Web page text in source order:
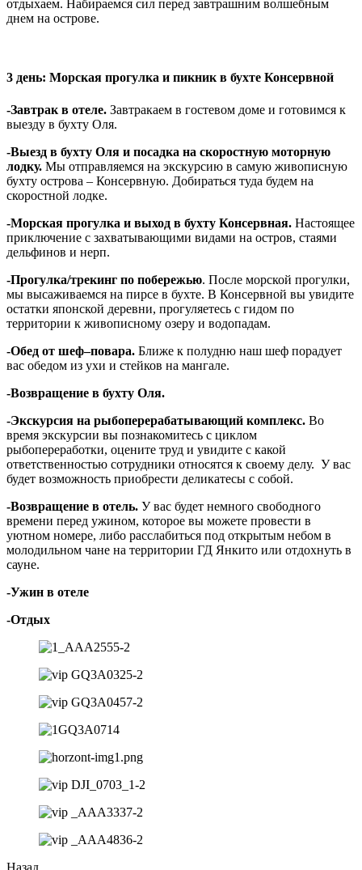
отдыхаем. Набираемся сил перед завтрашним волшебным
днем на острове.
3 день: Морская прогулка и пикник в бухте Консервной
-Завтрак в отеле. Завтракаем в гостевом доме и готовимся к
выезду в бухту Оля.
-Выезд в бухту Оля и посадка на скоростную моторную
лодку. Мы отправляемся на экскурсию в самую живописную
бухту острова – Консервную. Добираться туда будем на
скоростной лодке.
-Морская прогулка и выход в бухту Консервная. Настоящее
приключение с захватывающими видами на остров, стаями
дельфинов и нерп.
-Прогулка/трекинг по побережью. После морской прогулки,
мы высаживаемся на пирсе в бухте. В Консервной вы увидите
остатки японской деревни, прогуляетесь с гидом по
территории к живописному озеру и водопадам.
-Обед от шеф–повара. Ближе к полудню наш шеф порадует
вас обедом из ухи и стейков на мангале.
-Возвращение в бухту Оля.
-Экскурсия на рыбоперерабатывающий комплекс. Во
время экскурсии вы познакомитесь с циклом
рыбопереработки, оцените труд и увидите с какой
ответственностью сотрудники относятся к своему делу. У вас
будет возможность приобрести деликатесы с собой.
-Возвращение в отель. У вас будет немного свободного
времени перед ужином, которое вы можете провести в
уютном номере, либо расслабиться под открытым небом в
молодильном чане на территории ГД Янкито или отдохнуть в
сауне.
-Ужин в отеле
-Отдых
Назад